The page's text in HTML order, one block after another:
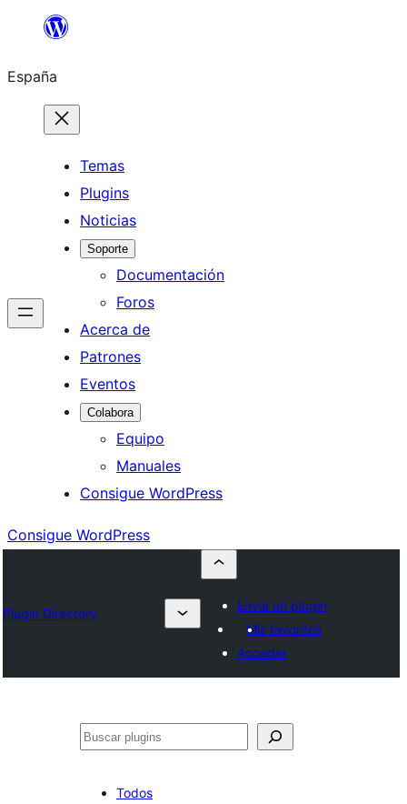
Saltar
contenido
España
Temas
Plugins
Noticias
Soporte
Documentación
Foros
Acerca de
Patrones
Eventos
Colabora
Equipo
Manuales
Consigue WordPress
Consigue WordPress
Plugin Directory
Envía un plugin
Mis favoritos
Acceder
Buscar
Todos